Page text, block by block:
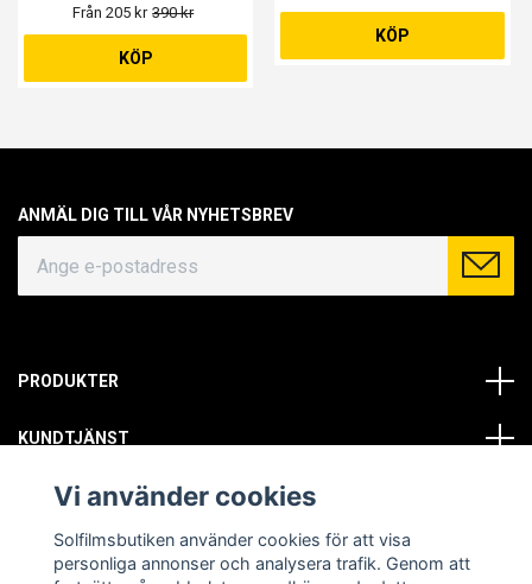
Från 205 kr 390 kr
KÖP
KÖP
ANMÄL DIG TILL VÅR NYHETSBREV
PRODUKTER
KUNDTJÄNST
OM OSS
SOCIALA MEDIER
Vi använder cookies
Solfilmsbutiken använder cookies för att visa
personliga annonser och analysera trafik. Genom att